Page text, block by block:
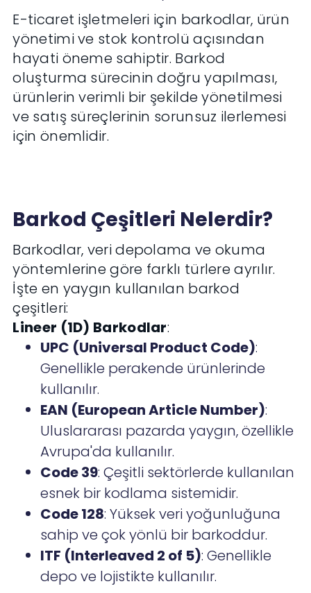
E-ticaret işletmeleri için barkodlar, ürün
yönetimi ve stok kontrolü açısından
hayati öneme sahiptir. Barkod
oluşturma sürecinin doğru yapılması,
ürünlerin verimli bir şekilde yönetilmesi
ve satış süreçlerinin sorunsuz ilerlemesi
için önemlidir.
Barkod Çeşitleri Nelerdir?
Barkodlar, veri depolama ve okuma
yöntemlerine göre farklı türlere ayrılır.
İşte en yaygın kullanılan barkod
çeşitleri:
Lineer (1D) Barkodlar:
UPC (Universal Product Code):
Genellikle perakende ürünlerinde
kullanılır.
EAN (European Article Number):
Uluslararası pazarda yaygın, özellikle
Avrupa'da kullanılır.
Code 39: Çeşitli sektörlerde kullanılan
esnek bir kodlama sistemidir.
Code 128: Yüksek veri yoğunluğuna
sahip ve çok yönlü bir barkoddur.
ITF (Interleaved 2 of 5): Genellikle
depo ve lojistikte kullanılır.